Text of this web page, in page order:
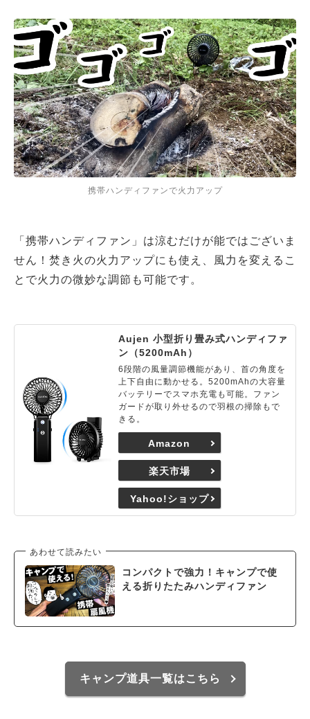
携帯ハンディファンで火力アップ
「携帯ハンディファン」は涼むだけが能ではございま
せん！焚き火の火力アップにも使え、風力を変えるこ
とで火力の微妙な調節も可能です。
Aujen 小型折り畳み式ハンディファ
ン（5200mAh）
6段階の風量調節機能があり、首の角度を
上下自由に動かせる。5200mAhの大容量
バッテリーでスマホ充電も可能。ファン
ガードが取り外せるので羽根の掃除もで
きる。
Amazon
楽天市場
Yahoo!ショップ
あわせて読みたい
コンパクトで強力！キャンプで使
える折りたたみハンディファン
キャンプ道具一覧はこちら